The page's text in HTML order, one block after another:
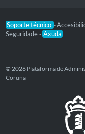
Soporte técnico -
Seguridade - Axuda
© 2026 Plataforma de
Coruña